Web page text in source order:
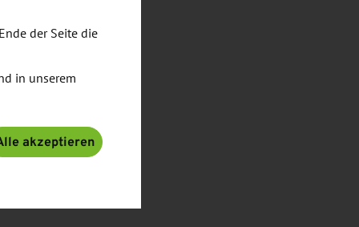
der Seite die
in unserem
akzeptieren